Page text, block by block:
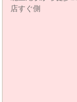
店すぐ側